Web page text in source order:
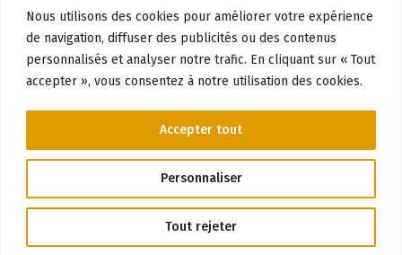
Nous utilisons des cookies pour améliorer votre expérience
de navigation, diffuser des publicités ou des contenus
personnalisés et analyser notre trafic. En cliquant sur « Tout
accepter », vous consentez à notre utilisation des cookies.
Personnaliser
Tout rejeter
Accepter tout
Claude Boivin, réalisations

Réservation et information
Politique de confidentialité
© 2026 – Lyne Chauvette, tous droits réservés.